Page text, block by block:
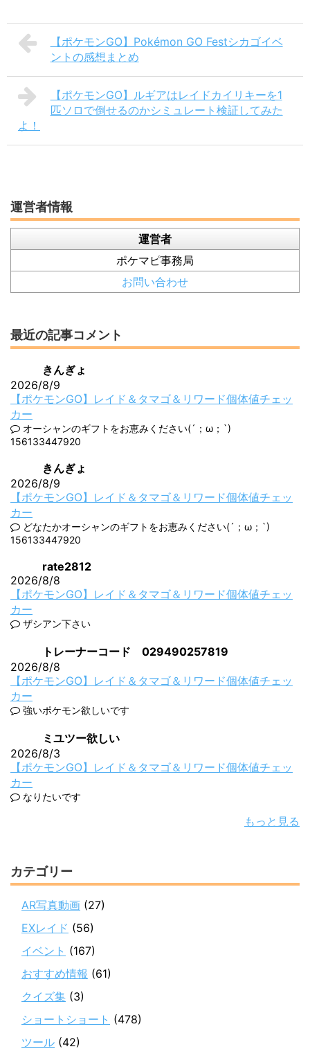
【ポケモンGO】Pokémon GO Festシカゴイベ
ントの感想まとめ
【ポケモンGO】ルギアはレイドカイリキーを1
匹ソロで倒せるのかシミュレート検証してみた
よ！
運営者情報
運営者
ポケマピ事務局
お問い合わせ
最近の記事コメント
きんぎょ
2026/8/9
【ポケモンGO】レイド＆タマゴ＆リワード個体値チェッ
カー
オーシャンのギフトをお恵みください(´；ω；`)
156133447920
きんぎょ
2026/8/9
【ポケモンGO】レイド＆タマゴ＆リワード個体値チェッ
カー
どなたかオーシャンのギフトをお恵みください(´；ω；`)
156133447920
rate2812
2026/8/8
【ポケモンGO】レイド＆タマゴ＆リワード個体値チェッ
カー
ザシアン下さい
トレーナーコード 029490257819
2026/8/8
【ポケモンGO】レイド＆タマゴ＆リワード個体値チェッ
カー
強いポケモン欲しいです
ミユツー欲しい
2026/8/3
【ポケモンGO】レイド＆タマゴ＆リワード個体値チェッ
カー
なりたいです
もっと見る
カテゴリー
AR写真動画 (27)
EXレイド (56)
イベント (167)
おすすめ情報 (61)
クイズ集 (3)
ショートショート (478)
ツール (42)